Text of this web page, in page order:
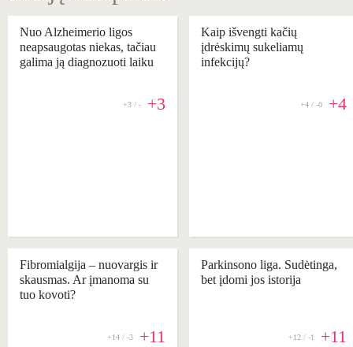
Nuo Alzheimerio ligos
neapsaugotas niekas, tačiau
galima ją diagnozuoti laiku
+3 / - +3
Kaip išvengti kačių
įdrėskimų sukeliamų
infekcijų?
+4 / -0 +4
Fibromialgija – nuovargis ir
skausmas. Ar įmanoma su
tuo kovoti?
+14 / -3 +11
Parkinsono liga. Sudėtinga,
bet įdomi jos istorija
+12 / -1 +11